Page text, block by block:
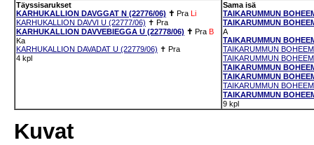
Täyssisarukset
KARHUKALLION DAVGGAT N (22776/06) ✝ Pra Li
KARHUKALLION DAVVI U (22777/06) ✝ Pra
KARHUKALLION DAVVEBIEGGA U (22778/06) ✝ Pra B
Ka
KARHUKALLION DAVADAT U (22779/06) ✝ Pra
4 kpl
Sama isä
TAIKARUMMUN
TAIKARUMMUN
A
TAIKARUMMUN
TAIKARUMMUN
TAIKARUMMUN
TAIKARUMMUN
TAIKARUMMUN
TAIKARUMMUN
TAIKARUMMUN
9 kpl
Kuvat